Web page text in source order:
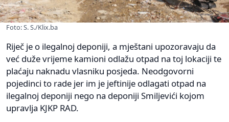
Foto: S. S./Klix.ba
Riječ je o ilegalnoj deponiji, a mještani upozoravaju da
već duže vrijeme kamioni odlažu otpad na toj lokaciji te
plaćaju naknadu vlasniku posjeda. Neodgovorni
pojedinci to rade jer im je jeftinije odlagati otpad na
ilegalnoj deponiji nego na deponiji Smiljevići kojom
upravlja KJKP RAD.